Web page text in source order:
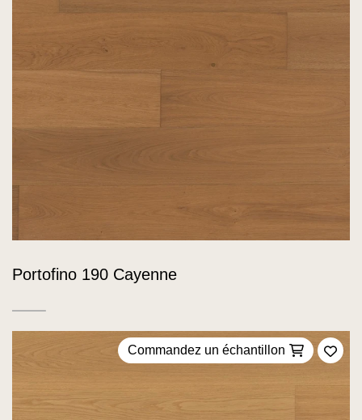
Portofino 190 Cayenne
Commandez un échantillon